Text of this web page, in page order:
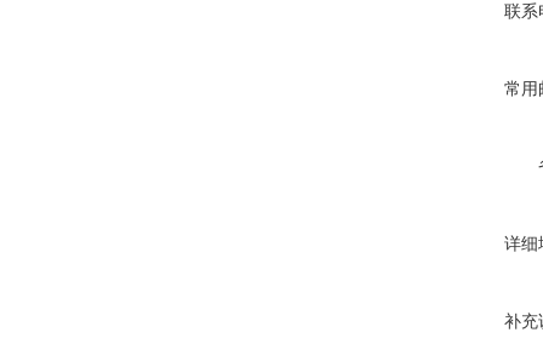
联系
常用
详细
补充